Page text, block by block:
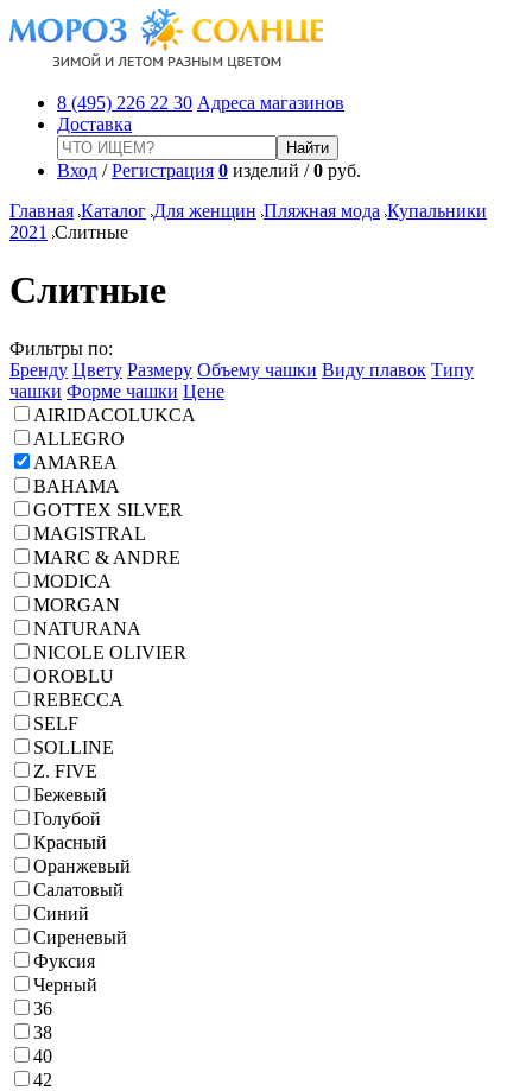
8 (495) 226 22 30 Адреса магазинов
Доставка
Вход /Регистрация 0 изделий /0 руб.
Главная Каталог Для женщин Пляжная мода Купальники
2021 Слитные
Слитные
Фильтры по:
Бренду Цвету Размеру Объему чашки Виду плавок Типу
чашки Форме чашки Цене
AIRIDACOLUKCA
ALLEGRO
AMAREA
BAHAMA
GOTTEX SILVER
MAGISTRAL
MARC & ANDRE
MODICA
MORGAN
NATURANA
NICOLE OLIVIER
OROBLU
REBECCA
SELF
SOLLINE
Z. FIVE
Бежевый
Голубой
Красный
Оранжевый
Салатовый
Синий
Сиреневый
Фуксия
Черный
36
38
40
42